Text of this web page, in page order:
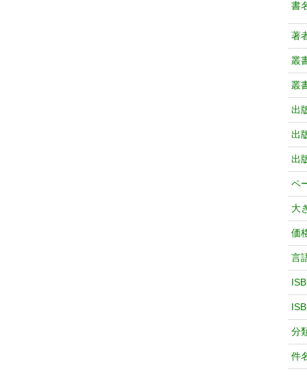
書
著
叢
叢
出
出
出
ペ
大
価
言
分
件